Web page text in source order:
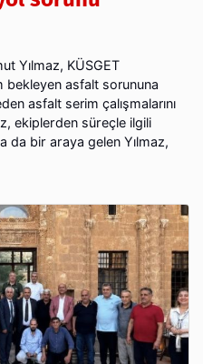
Yılmaz, KÜSGET
bekleyen asfalt sorununa
asfalt serim çalışmalarını
ekiplerden süreçle ilgili
da bir araya gelen Yılmaz,